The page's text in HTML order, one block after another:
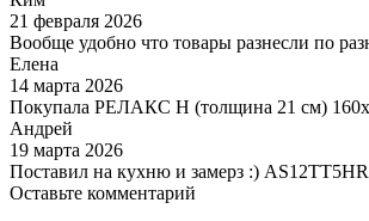
21 февраля 2026
Вообще удобно что товары разнесли по
Елена
14 марта 2026
Покупала РЕЛАКС Н (толщина 21 см)
Андрей
19 марта 2026
Поставил на кухню и замерз :)
Оставьте комментарий